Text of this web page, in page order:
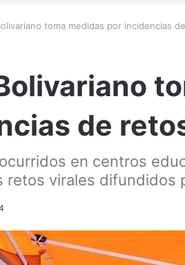
toma medidas por incidencias
de
en centros
retos virales difundidos